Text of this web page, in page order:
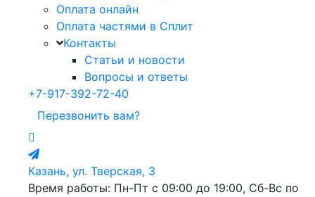
Оплата онлайн
Оплата частями в Сплит
Контакты
Статьи и новости
Вопросы и ответы
+7-917-392-72-40
Перезвонить вам?
Казань, ул. Тверская, 3
Время работы: Пн-Пт с 09:00 до 19:00, Сб-Вс по